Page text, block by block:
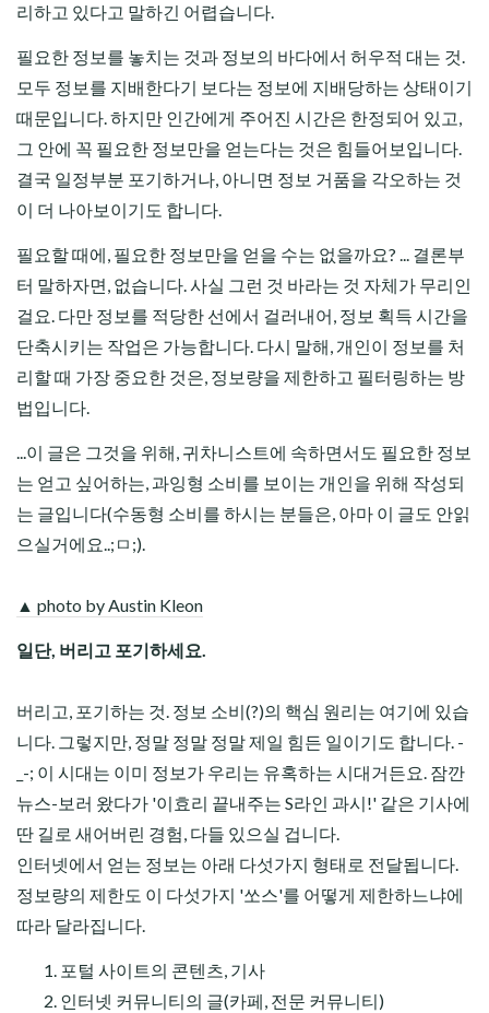
리하고 있다고 말하긴 어렵습니다.
필요한 정보를 놓치는 것과 정보의 바다에서 허우적 대는 것.
모두 정보를 지배한다기 보다는 정보에 지배당하는 상태이기
때문입니다. 하지만 인간에게 주어진 시간은 한정되어 있고,
그 안에 꼭 필요한 정보만을 얻는다는 것은 힘들어보입니다.
결국 일정부분 포기하거나, 아니면 정보 거품을 각오하는 것
이 더 나아보이기도 합니다.
필요할 때에, 필요한 정보만을 얻을 수는 없을까요? ... 결론부
터 말하자면, 없습니다. 사실 그런 것 바라는 것 자체가 무리인
걸요. 다만 정보를 적당한 선에서 걸러내어, 정보 획득 시간을
단축시키는 작업은 가능합니다. 다시 말해, 개인이 정보를 처
리할 때 가장 중요한 것은, 정보량을 제한하고 필터링하는 방
법입니다.
...이 글은 그것을 위해, 귀차니스트에 속하면서도 필요한 정보
는 얻고 싶어하는, 과잉형 소비를 보이는 개인을 위해 작성되
는 글입니다(수동형 소비를 하시는 분들은, 아마 이 글도 안읽
으실거에요..;ㅁ;).
▲ photo by Austin Kleon
일단, 버리고 포기하세요.
버리고, 포기하는 것. 정보 소비(?)의 핵심 원리는 여기에 있습
니다. 그렇지만, 정말 정말 정말 제일 힘든 일이기도 합니다. -
_-; 이 시대는 이미 정보가 우리는 유혹하는 시대거든요. 잠깐
뉴스-보러 왔다가 '이효리 끝내주는 S라인 과시!' 같은 기사에
딴 길로 새어버린 경험, 다들 있으실 겁니다.
인터넷에서 얻는 정보는 아래 다섯가지 형태로 전달됩니다.
정보량의 제한도 이 다섯가지 '쏘스'를 어떻게 제한하느냐에
따라 달라집니다.
포털 사이트의 콘텐츠, 기사
인터넷 커뮤니티의 글(카페, 전문 커뮤니티)